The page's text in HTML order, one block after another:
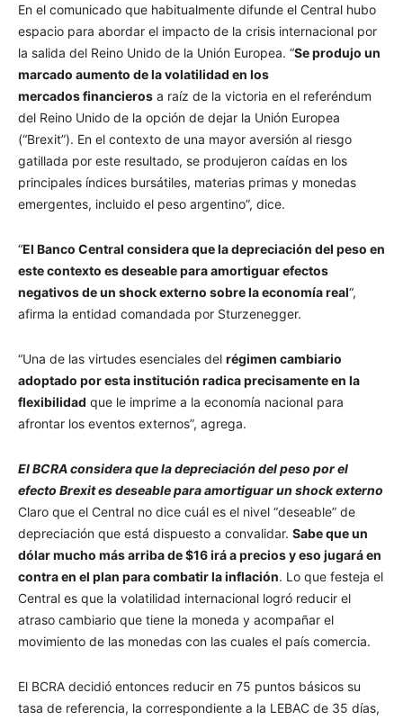
En el comunicado que habitualmente difunde el Central hubo
espacio para abordar el impacto de la crisis internacional por
la salida del Reino Unido de la Unión Europea. “Se produjo un
marcado aumento de la volatilidad en los
mercados financieros a raíz de la victoria en el referéndum
del Reino Unido de la opción de dejar la Unión Europea
(“Brexit”). En el contexto de una mayor aversión al riesgo
gatillada por este resultado, se produjeron caídas en los
principales índices bursátiles, materias primas y monedas
emergentes, incluido el peso argentino”, dice.
“El Banco Central considera que la depreciación del peso en
este contexto es deseable para amortiguar efectos
negativos de un shock externo sobre la economía real“,
afirma la entidad comandada por Sturzenegger.
“Una de las virtudes esenciales del régimen cambiario
adoptado por esta institución radica precisamente en la
flexibilidad que le imprime a la economía nacional para
afrontar los eventos externos”, agrega.
El BCRA considera que la depreciación del peso por el
efecto Brexit es deseable para amortiguar un shock externo
Claro que el Central no dice cuál es el nivel “deseable” de
depreciación que está dispuesto a convalidar. Sabe que un
dólar mucho más arriba de $16 irá a precios y eso jugará en
contra en el plan para combatir la inflación. Lo que festeja el
Central es que la volatilidad internacional logró reducir el
atraso cambiario que tiene la moneda y acompañar el
movimiento de las monedas con las cuales el país comercia.
El BCRA decidió entonces reducir en 75 puntos básicos su
tasa de referencia, la correspondiente a la LEBAC de 35 días,